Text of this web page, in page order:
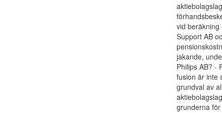
vid beräkning
Support AB
jakande,
Philips AB? -
fusion är inte
grundval av
grunderna